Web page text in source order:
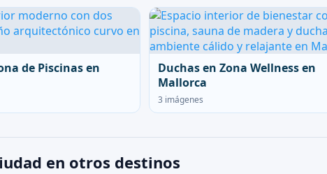
de Piscinas en
Duchas en Zona Wellness en
Mallorca
3 imágenes
en otros destinos